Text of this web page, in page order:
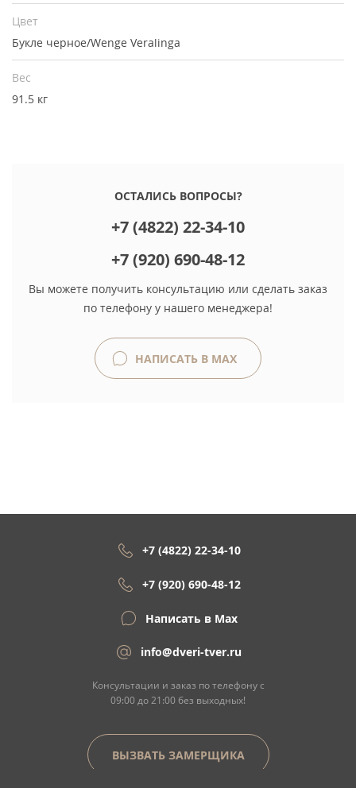
Цвет
Букле черное/Wenge Veralinga
Вес
91.5 кг
ОСТАЛИСЬ ВОПРОСЫ?
+7 (4822) 22-34-10
+7 (920) 690-48-12
Вы можете получить консультацию или сделать заказ
по телефону у нашего менеджера!
НАПИСАТЬ В MAX
+7 (4822) 22-34-10
+7 (920) 690-48-12
Написать в Max
info@dveri-tver.ru
Консультации и заказ по телефону с
09:00 до 21:00 без выходных!
ВЫЗВАТЬ ЗАМЕРЩИКА